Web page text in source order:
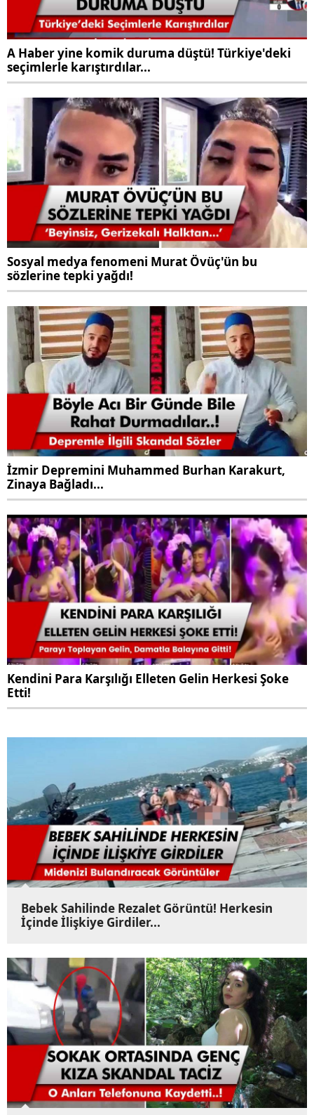
A Haber yine komik duruma düştü! Türkiye'deki
seçimlerle karıştırdılar...
Sosyal medya fenomeni Murat Övüç'ün bu
sözlerine tepki yağdı!
İzmir Depremini Muhammed Burhan Karakurt,
Zinaya Bağladı...
Kendini Para Karşılığı Elleten Gelin Herkesi Şoke
Etti!
Bebek Sahilinde Rezalet Görüntü! Herkesin
İçinde İlişkiye Girdiler...